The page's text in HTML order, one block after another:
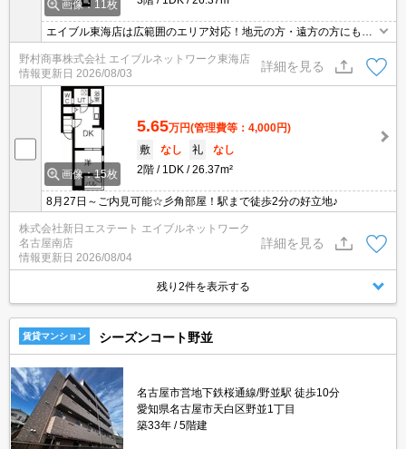
画像：11枚
エイブル東海店は広範囲のエリア対応！地元の方・遠方の方にも公
平な視点で提案♪見るだけ・オンライン可！
野村商事株式会社 エイブルネットワーク東海店
情報更新日 2026/08/03
詳細を見る
画像：15枚
5.65万円(管理費等：4,000円)
敷
なし 礼
なし
2階
1DK 26.37m²
8月27日～ご内見可能☆彡角部屋！駅まで徒歩2分の好立地♪
株式会社新日エステート エイブルネットワーク
名古屋南店
情報更新日 2026/08/04
詳細を見る
残り2件を表示する
賃貸マンション シーズンコート野並
名古屋市営地下鉄桜通線/野並駅 徒歩10分
愛知県名古屋市天白区野並1丁目
築33年
5階建